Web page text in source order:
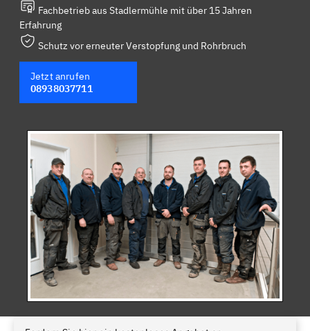
Fachbetrieb aus Stadlermühle mit über 15 Jahren
Erfahrung
Schutz vor erneuter Verstopfung und Rohrbruch
Jetzt anrufen
08938037711